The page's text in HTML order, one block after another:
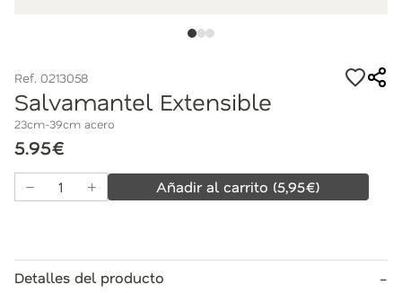
Ref. 0213058
Salvamantel Extensible
23cm-39cm acero
5.95€
Añadir al carrito (5,95€)
Detalles del producto -